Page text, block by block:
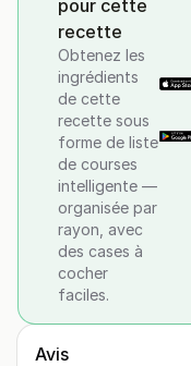
pour cette
recette
Obtenez les
ingrédients
de cette
recette sous
forme de liste
de courses
intelligente —
organisée par
rayon, avec
des cases à
cocher
faciles.
Avis